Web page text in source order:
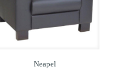
Neapel